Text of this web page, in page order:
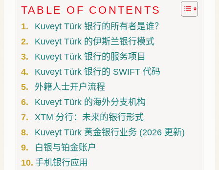
TABLE OF CONTENTS
Kuveyt Türk 银行的所有者是谁？
Kuveyt Türk 的伊斯兰银行模式
Kuveyt Türk 银行的服务项目
Kuveyt Türk 银行的 SWIFT 代码
外籍人士开户流程
Kuveyt Türk 的海外分支机构
XTM 分行：未来的银行形式
Kuveyt Türk 黄金银行业务 (2026 更新)
白银与铂金账户
手机银行应用